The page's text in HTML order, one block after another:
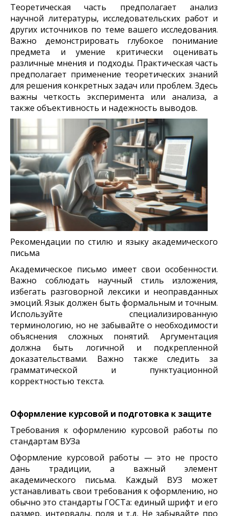
Теоретическая часть предполагает анализ
научной литературы, исследовательских работ и
других источников по теме вашего исследования.
Важно демонстрировать глубокое понимание
предмета и умение критически оценивать
различные мнения и подходы. Практическая часть
предполагает применение теоретических знаний
для решения конкретных задач или проблем. Здесь
важны четкость эксперимента или анализа, а
также объективность и надежность выводов.
Рекомендации по стилю и языку академического
письма
Академическое письмо имеет свои особенности.
Важно соблюдать научный стиль изложения,
избегать разговорной лексики и неоправданных
эмоций. Язык должен быть формальным и точным.
Используйте специализированную
терминологию, но не забывайте о необходимости
объяснения сложных понятий. Аргументация
должна быть логичной и подкрепленной
доказательствами. Важно также следить за
грамматической и пунктуационной
корректностью текста.
Оформление курсовой и подготовка к защите
Требования к оформлению курсовой работы по
стандартам ВУЗа
Оформление курсовой работы — это не просто
дань традиции, а важный элемент
академического письма. Каждый ВУЗ может
устанавливать свои требования к оформлению, но
обычно это стандарты ГОСТа: единый шрифт и его
размер, интервалы, поля и т.д. Не забывайте про